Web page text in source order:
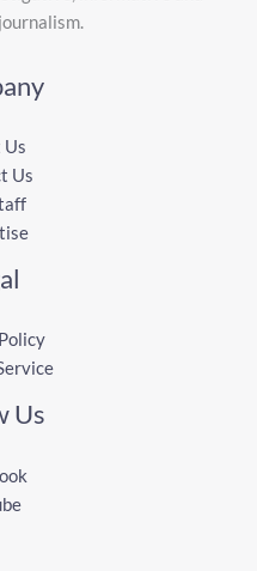
Us
Us
Us